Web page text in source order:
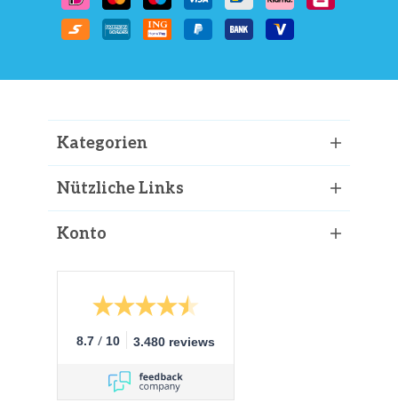
Kategorien
Nützliche Links
Konto
8.7 / 10 3.480 reviews